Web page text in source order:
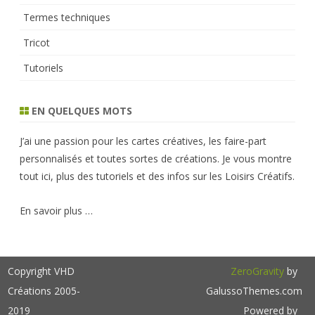
Termes techniques
Tricot
Tutoriels
EN QUELQUES MOTS
J’ai une passion pour les cartes créatives, les faire-part
personnalisés et toutes sortes de créations. Je vous montre
tout ici, plus des tutoriels et des infos sur les Loisirs Créatifs.
En savoir plus …
Copyright VHD
Créations 2005-
2019
ZeroGravityby
GalussoThemes.com
Powered by